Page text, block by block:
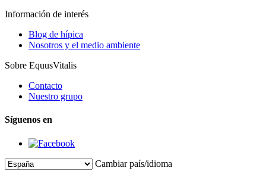
Información de interés
Blog de hípica
Nosotros y el medio ambiente
Sobre EquusVitalis
Contacto
Nuestro grupo
Síguenos en
Cambiar país/idioma